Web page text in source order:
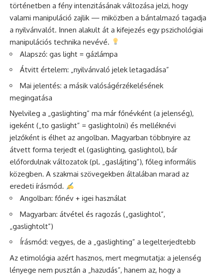
történetben a fény intenzitásának változása jelzi, hogy
valami manipuláció zajlik — miközben a bántalmazó tagadja
a nyilvánvalót. Innen alakult át a kifejezés egy pszichológiai
manipulációs technika nevévé.
Alapszó: gas light = gázlámpa
Átvitt értelem: „nyilvánvaló jelek letagadása”
Mai jelentés: a másik valóságérzékelésének
megingatása
Nyelvileg a „gaslighting” ma már főnévként (a jelenség),
igeként („to gaslight” = gaslightolni) és melléknévi
jelzőként is élhet az angolban. Magyarban többnyire az
átvett forma terjedt el (gaslighting, gaslightol), bár
előfordulnak változatok (pl. „gaslájting”), főleg informális
közegben. A szakmai szövegekben általában marad az
eredeti írásmód.
Angolban: főnév + igei használat
Magyarban: átvétel és ragozás („gaslightol”,
„gaslightolt”)
Írásmód: vegyes, de a „gaslighting” a legelterjedtebb
Az etimológia azért hasznos, mert megmutatja: a jelenség
lényege nem pusztán a „hazudás”, hanem az, hogy a